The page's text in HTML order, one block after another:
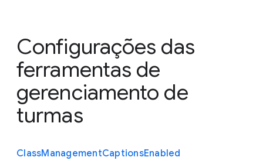
Configurações das
ferramentas de
gerenciamento de
turmas
ClassManagementCaptionsEnabled